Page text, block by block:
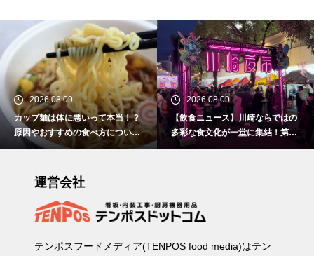
2026.08.09
カップ麺は体に悪いって本当！？
原因やおすすめの食べ方について
解説！
2026.08.09
【飲食ニュース】川崎ならではの
多彩な食文化が一堂に集結！第5
回『川崎夜市』を開催します！
運営会社
テンポスフードメディア(TENPOS food media)はテン